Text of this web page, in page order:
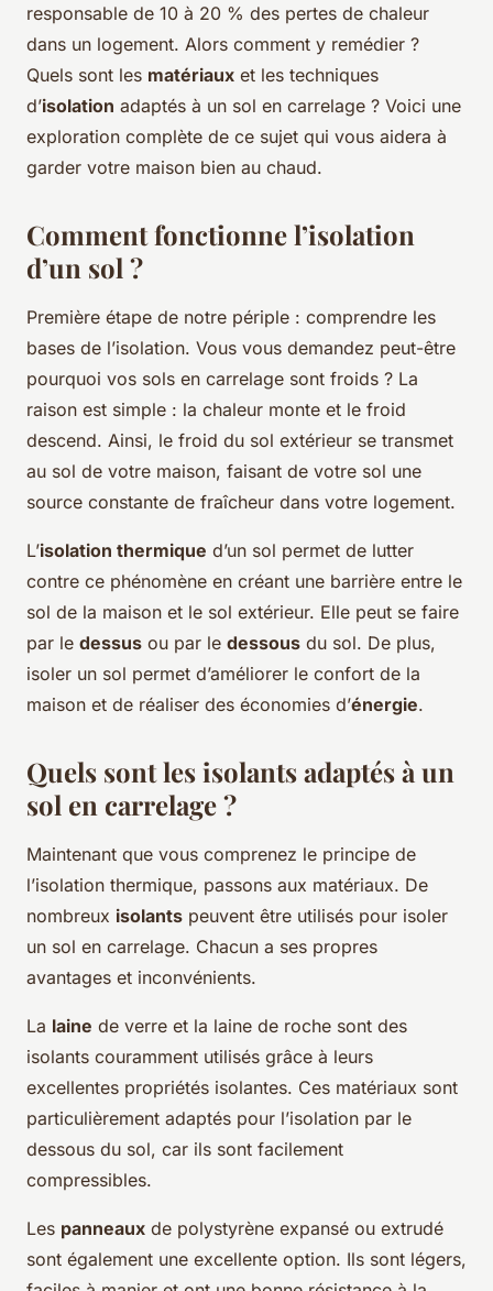
responsable de 10 à 20 % des pertes de chaleur
dans un logement. Alors comment y remédier ?
Quels sont les matériaux et les techniques
d’isolation adaptés à un sol en carrelage ? Voici une
exploration complète de ce sujet qui vous aidera à
garder votre maison bien au chaud.
Comment fonctionne l’isolation
d’un sol ?
Première étape de notre périple : comprendre les
bases de l’isolation. Vous vous demandez peut-être
pourquoi vos sols en carrelage sont froids ? La
raison est simple : la chaleur monte et le froid
descend. Ainsi, le froid du sol extérieur se transmet
au sol de votre maison, faisant de votre sol une
source constante de fraîcheur dans votre logement.
L’isolation thermique d’un sol permet de lutter
contre ce phénomène en créant une barrière entre le
sol de la maison et le sol extérieur. Elle peut se faire
par le dessus ou par le dessous du sol. De plus,
isoler un sol permet d’améliorer le confort de la
maison et de réaliser des économies d’énergie.
Quels sont les isolants adaptés à un
sol en carrelage ?
Maintenant que vous comprenez le principe de
l’isolation thermique, passons aux matériaux. De
nombreux isolants peuvent être utilisés pour isoler
un sol en carrelage. Chacun a ses propres
avantages et inconvénients.
La laine de verre et la laine de roche sont des
isolants couramment utilisés grâce à leurs
excellentes propriétés isolantes. Ces matériaux sont
particulièrement adaptés pour l’isolation par le
dessous du sol, car ils sont facilement
compressibles.
Les panneaux de polystyrène expansé ou extrudé
sont également une excellente option. Ils sont légers,